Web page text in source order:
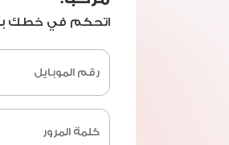
اتحكم في خطك
رقم الموبايل
كلمة المرور